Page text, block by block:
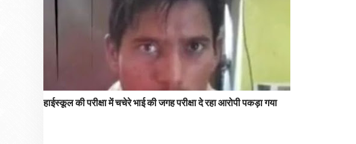
हाईस्कूल की परीक्षा में चचेरे भाई की जगह परीक्षा दे रहा आरोपी पकड़ा गया